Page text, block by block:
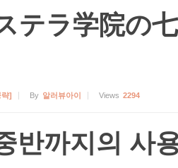
テラ学院の
] By 알러뷰아이 Views 2294
반까지의 사